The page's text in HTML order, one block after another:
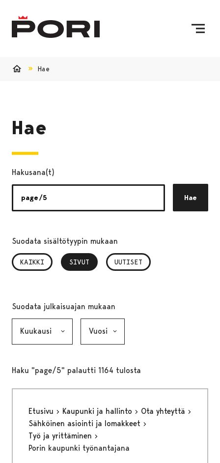
Hae
Hae
Hakusana(t)
Hae
Suodata sisältötyypin mukaan
KAIKKI SIVUT
, VALITTU UUTISET
Suodata julkaisuajan mukaan
Haku "page/5" palautti 1164 tulosta
Etusivu Kaupunki ja hallinto
Ota yhteyttä
Sähköinen asiointi ja lomakkeet
Työ ja yrittäminen
Porin kaupunki työnantajana